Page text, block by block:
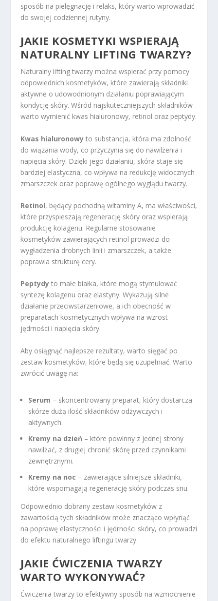
sposób na pielęgnację i relaks, który warto wprowadzić
do swojej codziennej rutyny.
JAKIE KOSMETYKI WSPIERAJĄ
NATURALNY LIFTING TWARZY?
Naturalny lifting twarzy można wspierać przy pomocy
odpowiednich kosmetyków, które zawierają składniki
aktywne o udowodnionym działaniu poprawiającym
kondycję skóry. Wśród najskuteczniejszych składników
warto wymienić kwas hialuronowy, retinol oraz peptydy.
Kwas hialuronowy to substancja, która ma zdolność
do wiązania wody, co przyczynia się do nawilżenia i
napięcia skóry. Dzięki jego działaniu, skóra staje się
bardziej elastyczna, co wpływa na redukcję widocznych
zmarszczek oraz poprawę ogólnego wyglądu twarzy.
Retinol, będący pochodną witaminy A, ma właściwości,
które przyspieszają regenerację skóry oraz wspierają
produkcję kolagenu. Regularne stosowanie
kosmetyków zawierających retinol prowadzi do
wygładzenia drobnych linii i zmarszczek, a także
poprawia strukturę cery.
Peptydy to małe białka, które mogą stymulować
syntezę kolagenu oraz elastyny. Wykazują silne
działanie przeciwstarzeniowe, a ich obecność w
preparatach kosmetycznych wpływa na wzrost
jędrności i napięcia skóry.
Aby osiągnąć najlepsze rezultaty, warto sięgać po
zestaw kosmetyków, które będą się uzupełniać. Warto
zwrócić uwagę na:
Serum – skoncentrowany preparat, który dostarcza
skórze dużą ilość składników odżywczych i
aktywnych.
Kremy na dzień – które powinny z jednej strony
nawilżać, z drugiej chronić skórę przed czynnikami
zewnętrznymi.
Kremy na noc – zawierające silniejsze składniki,
które wspomagają regenerację skóry podczas snu.
Odpowiednio dobrany zestaw kosmetyków z
zawartością tych składników może znacząco wpłynąć
na poprawę elastyczności i jędrności skóry, co prowadzi
do efektu naturalnego liftingu twarzy.
JAKIE ĆWICZENIA TWARZY
WARTO WYKONYWAĆ?
Ćwiczenia twarzy to efektywny sposób na wzmocnienie